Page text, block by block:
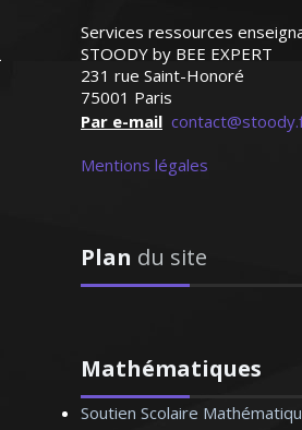
(Saint Cloud, élève
cinquième)je sais encadrer
et les motiver dans leur
de la langue de Molière
V. Anne-Marie –
de français – Nice
et la gestion au
Services ressources
STOODY by BEE EXPERT
231 rue Saint-Honoré
75001 Paris
Par e-mail
Mentions légales
Plan du site
Mathématiques
Soutien Scolaire